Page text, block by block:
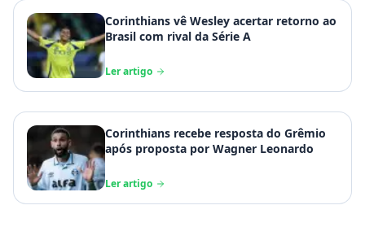
Corinthians vê Wesley acertar retorno ao
Brasil com rival da Série A
Ler artigo
Corinthians recebe resposta do Grêmio
após proposta por Wagner Leonardo
Ler artigo